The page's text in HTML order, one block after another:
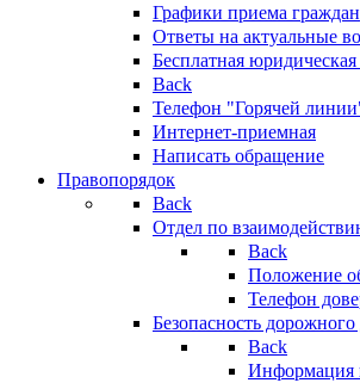
Графики приема граждан
Ответы на актуальные
Бесплатная
Back
Телефон "Горячей
Интернет-приемная
Написать обращение
Правопорядок
Back
Отдел по
Back
Положение
Телефон
Безопасность
Back
Информация